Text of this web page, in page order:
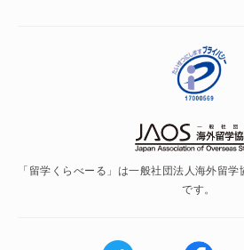
「留学くらべーる」は一般社団法人海外留
です。